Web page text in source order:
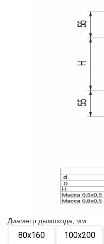
Диаметр дымохода, мм
80х160 100х200